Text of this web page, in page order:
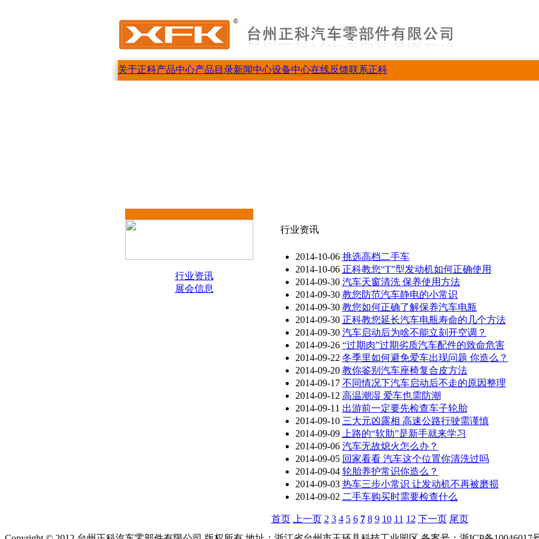
关于正科产品中心产品目录新闻中心设备中心在线反馈联系正科
行业资讯
展会信息
行业资讯
2014-10-06 挑选高档二手车
2014-10-06 正科教您“T”型发动机如何正确使用
2014-09-30 汽车天窗清洗 保养使用方法
2014-09-30 教您防范汽车静电的小常识
2014-09-30 教您如何正确了解保养汽车电瓶
2014-09-30 正科教您延长汽车电瓶寿命的几个方法
2014-09-30 汽车启动后为啥不能立刻开空调？
2014-09-26 “过期肉”过期劣质汽车配件的致命危害
2014-09-22 冬季里如何避免爱车出现问题 你造么？
2014-09-20 教你鉴别汽车座椅复合皮方法
2014-09-17 不同情况下汽车启动后不走的原因整理
2014-09-12 高温潮湿 爱车也需防潮
2014-09-11 出游前一定要先检查车子轮胎
2014-09-10 三大元凶露相 高速公路行驶需谨慎
2014-09-09
上路的“软肋”是新手就来学习
2014-09-06 汽车无故熄火怎么办？
2014-09-05 回家看看 汽车这个位置你清洗过吗
2014-09-04 轮胎养护常识你造么？
2014-09-03 热车三步小常识 让发动机不再被磨损
2014-09-02 二手车购买时需要检查什么
首页 上一页 2 3 4 5 6 7 8 9 10 11 12 下一页 尾页